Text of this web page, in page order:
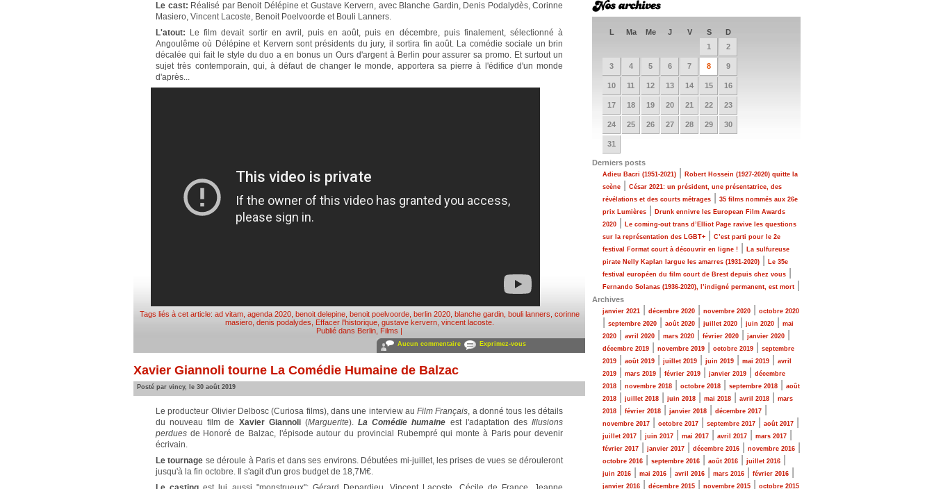
Le cast: Réalisé par Benoit Délépine et Gustave Kervern, avec Blanche Gardin, Denis Podalydès, Corinne
Masiero, Vincent Lacoste, Benoit Poelvoorde et Bouli Lanners.
L'atout: Le film devait sortir en avril, puis en août, puis en décembre, puis finalement, sélectionné à
Angoulême où Délépine et Kervern sont présidents du jury, il sortira fin août. La comédie sociale un brin
décalée qui fait le style du duo a en bonus un Ours d'argent à Berlin pour assurer sa promo. Et surtout un
sujet très contemporain, qui, à défaut de changer le monde, apportera sa pierre à l'édifice d'un monde
d'après...
Tags liés à cet article: ad vitam, agenda 2020, benoit delepine, benoit poelvoorde, berlin 2020, blanche gardin, bouli lanners corinne
masiero, denis podalydes Effacer l'historique, gustave kervern, vincent lacoste.
Publié dans Berlin Films |
Aucun commentaire Exprimez-vous
Xavier Giannoli tourne La Comédie Humaine de Balzac
Posté par vincy, le 30 août 2019
Le producteur Olivier Delbosc (Curiosa films), dans une interview auFilm Français, a donné tous les détails
du nouveau film de Xavier Giannoli (Marguerite).La Comédie humaine est l'adaptation desIllusions
perdues de Honoré de Balzac, l'épisode autour du provincial Rubempré qui monte à Paris pour devenir
écrivain.
Le tournage se déroule à Paris et dans ses environs. Débutées mi-juillet, les prises de vues se dérouleront
jusqu'à la fin octobre. Il s'agit d'un gros budget de 18,7M€.
L Ma Me J V S
D
1
2
3 4 5 6 7 8 9
10 11 12 13 14 15 16
17 18 19 20 21 22 23
24 25 26 27 28 29 30
31
Derniers posts
Adieu Bacri (1951-2021)
Robert Hossein (1927-2020) quitte la
scène
César 2021: un président, une présentatrice, des
révélations et des courts métrages
35 films nommés aux 26e
prix Lumières
Drunk ennivre les European Film Awards
2020
Le coming-out trans d’Elliot Page ravive les questions
sur la représentation des LGBT+
C’est parti pour le 2e
festival Format court à découvrir en ligne !
La sulfureuse
pirate Nelly Kaplan largue les amarres (1931-2020)
Le 35e
festival européen du film court de Brest depuis chez vous
Fernando Solanas (1936-2020), l’indigné permanent, est mort
Archives
janvier 2021 décembre 2020 novembre 2020 octobre 2020
septembre 2020 août 2020 juillet 2020 juin 2020
mai
2020
avril 2020 mars 2020 février 2020 janvier 2020
décembre 2019 novembre 2019 octobre 2019
septembre
2019
août 2019 juillet 2019 juin 2019 mai 2019
avril
2019
mars 2019 février 2019 janvier 2019
décembre
2018
novembre 2018 octobre 2018 septembre 2018
août
2018
juillet 2018 juin 2018 mai 2018 avril 2018
mars
2018
février 2018 janvier 2018 décembre 2017
novembre 2017 octobre 2017 septembre 2017 août 2017
juillet 2017 juin 2017 mai 2017 avril 2017 mars 2017
février 2017 janvier 2017 décembre 2016 novembre 2016
octobre 2016 septembre 2016 août 2016 juillet 2016
juin 2016 mai 2016 avril 2016 mars 2016 février 2016
janvier 2016 décembre 2015 novembre 2015 octobre 2015